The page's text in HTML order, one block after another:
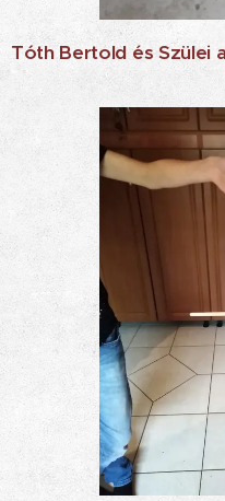
Tóth Bertold és Szülei